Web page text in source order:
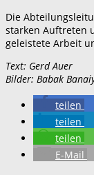
Die
starken Auftreten
geleistete Arbeit
Text: Gerd Auer
Bilder: Babak
teilen
teilen
teilen
E-Mail